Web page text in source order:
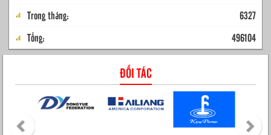
Trong tháng:
6327
Tổng:
496104
ĐỐI TÁC